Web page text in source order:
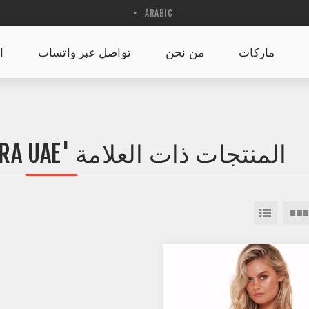
ماركات من نحن تواصل عبر واتساب
المنتجات ذات العلامة 'NURSING SPORTS BRA UAE'